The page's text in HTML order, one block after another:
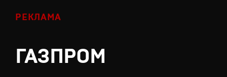
РЕКЛАМА
ГАЗПРОМ